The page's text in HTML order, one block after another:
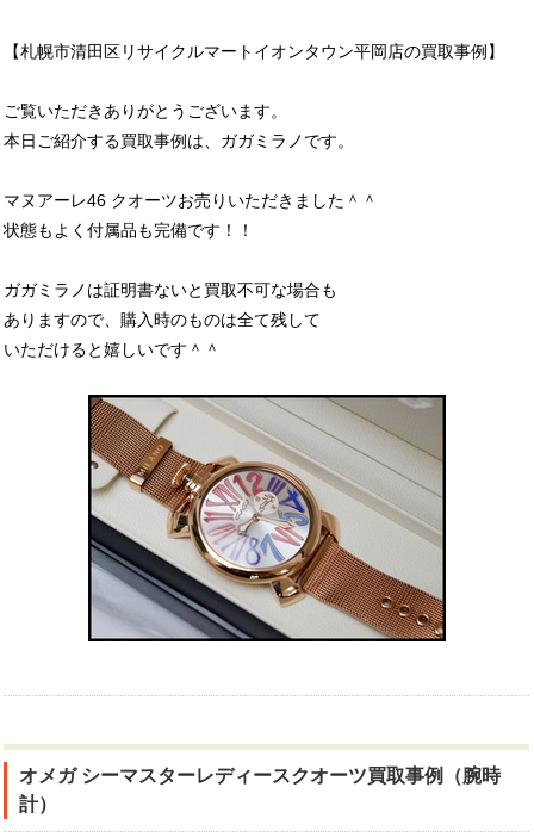
【札幌市清田区リサイクルマートイオンタウン平岡店の買取事例】
ご覧いただきありがとうございます。
本日ご紹介する買取事例は、ガガミラノです。
マヌアーレ46 クオーツお売りいただきました＾＾
状態もよく付属品も完備です！！
ガガミラノは証明書ないと買取不可な場合も
ありますので、購入時のものは全て残して
いただけると嬉しいです＾＾
オメガ シーマスターレディースクオーツ買取事例（腕時
計）